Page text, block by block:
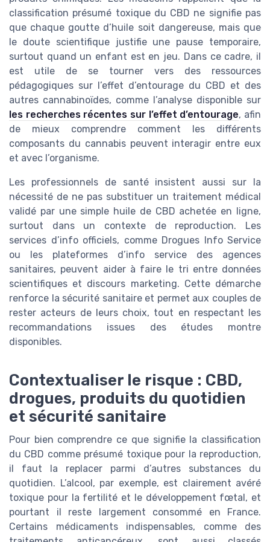
classification présumé toxique du CBD ne signifie pas
que chaque goutte d’huile soit dangereuse, mais que
le doute scientifique justifie une pause temporaire,
surtout quand un enfant est en jeu. Dans ce cadre, il
est utile de se tourner vers des ressources
pédagogiques sur l’effet d’entourage du CBD et des
autres cannabinoïdes, comme l’analyse disponible sur
les recherches récentes sur l’effet d’entourage, afin
de mieux comprendre comment les différents
composants du cannabis peuvent interagir entre eux
et avec l’organisme.
Les professionnels de santé insistent aussi sur la
nécessité de ne pas substituer un traitement médical
validé par une simple huile de CBD achetée en ligne,
surtout dans un contexte de reproduction. Les
services d’info officiels, comme Drogues Info Service
ou les plateformes d’info service des agences
sanitaires, peuvent aider à faire le tri entre données
scientifiques et discours marketing. Cette démarche
renforce la sécurité sanitaire et permet aux couples de
rester acteurs de leurs choix, tout en respectant les
recommandations issues des études montre
disponibles.
Contextualiser le risque : CBD,
drogues, produits du quotidien
et sécurité sanitaire
Pour bien comprendre ce que signifie la classification
du CBD comme présumé toxique pour la reproduction,
il faut la replacer parmi d’autres substances du
quotidien. L’alcool, par exemple, est clairement avéré
toxique pour la fertilité et le développement fœtal, et
pourtant il reste largement consommé en France.
Certains médicaments indispensables, comme des